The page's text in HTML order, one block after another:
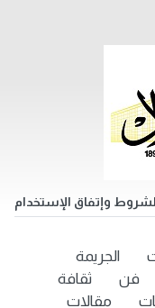
وإتفاق الإستخدام
الجريمة
فن
ثقافة
مقالات